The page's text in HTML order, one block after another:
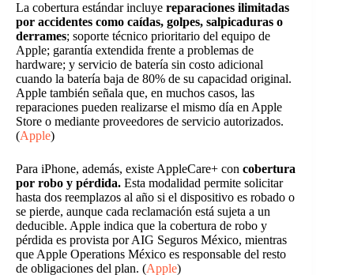
La cobertura estándar incluye reparaciones ilimitadas
por accidentes como caídas, golpes, salpicaduras o
derrames; soporte técnico prioritario del equipo de
Apple; garantía extendida frente a problemas de
hardware; y servicio de batería sin costo adicional
cuando la batería baja de 80% de su capacidad original.
Apple también señala que, en muchos casos, las
reparaciones pueden realizarse el mismo día en Apple
Store o mediante proveedores de servicio autorizados.
(Apple)
Para iPhone, además, existe AppleCare+ con cobertura
por robo y pérdida. Esta modalidad permite solicitar
hasta dos reemplazos al año si el dispositivo es robado o
se pierde, aunque cada reclamación está sujeta a un
deducible. Apple indica que la cobertura de robo y
pérdida es provista por AIG Seguros México, mientras
que Apple Operations México es responsable del resto
de obligaciones del plan. (Apple)